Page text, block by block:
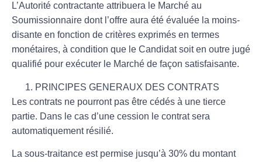
L’Autorité contractante attribuera le Marché au
Soumissionnaire dont l’offre aura été évaluée la moins-
disante en fonction de critères exprimés en termes
monétaires, à condition que le Candidat soit en outre jugé
qualifié pour exécuter le Marché de façon satisfaisante.
PRINCIPES GENERAUX DES CONTRATS
Les contrats ne pourront pas être cédés à une tierce
partie. Dans le cas d’une cession le contrat sera
automatiquement résilié.
La sous-traitance est permise jusqu’à 30% du montant